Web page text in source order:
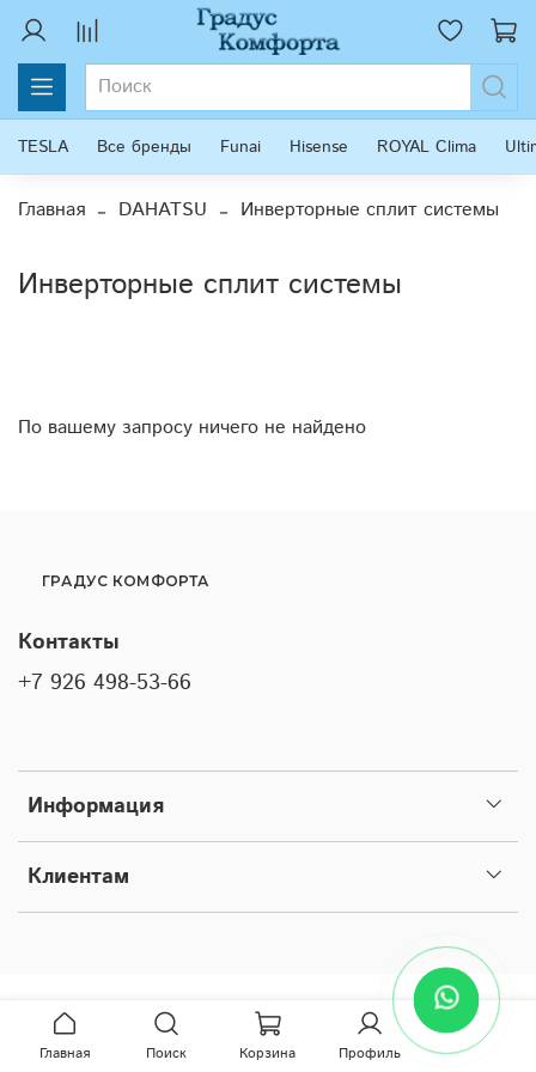
TESLA Все бренды Funai Hisense ROYAL Clima
Главная DAHATSU Инверторные сплит системы
Инверторные сплит системы
По вашему запросу ничего не найдено
ГРАДУС КОМФОРТА
Информация
Клиентам
Контакты
+7 926 498-53-66
Главная Поиск Корзина Профиль